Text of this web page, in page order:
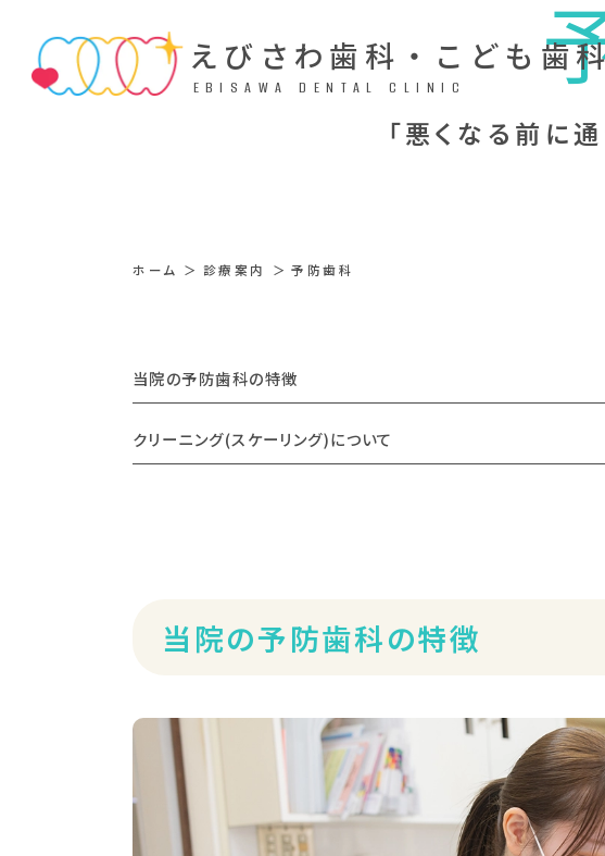
えびさわ歯科・こども歯
EBISAWA DENTAL CLINIC
「悪くなる前に通
ホーム 診療案内 予防歯科
当院の予防歯科の特徴
クリーニング(スケーリング)について
当院の予防歯科の特徴